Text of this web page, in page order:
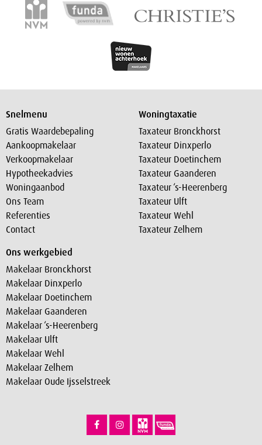
Snelmenu
Gratis Waardebepaling
Aankoopmakelaar
Verkoopmakelaar
Hypotheekadvies
Woningaanbod
Ons Team
Referenties
Contact
Woningtaxatie
Taxateur Bronckhorst
Taxateur Dinxperlo
Taxateur Doetinchem
Taxateur Gaanderen
Taxateur ‘s-Heerenberg
Taxateur Ulft
Taxateur Wehl
Taxateur Zelhem
Ons werkgebied
Makelaar Bronckhorst
Makelaar Dinxperlo
Makelaar Doetinchem
Makelaar Gaanderen
Makelaar ‘s-Heerenberg
Makelaar Ulft
Makelaar Wehl
Makelaar Zelhem
Makelaar Oude Ijsselstreek